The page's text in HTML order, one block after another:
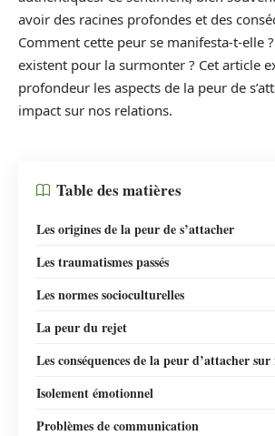
avoir des racines profondes et des
Comment cette peur se manifesta-t-elle
existent pour la surmonter ? Cet article
profondeur les aspects de la peur de
impact sur nos relations.
Table des matières
Les origines de la peur de s’attacher
Les traumatismes passés
Les normes socioculturelles
La peur du rejet
Les conséquences de la peur d’attacher
Isolement émotionnel
Problèmes de communication